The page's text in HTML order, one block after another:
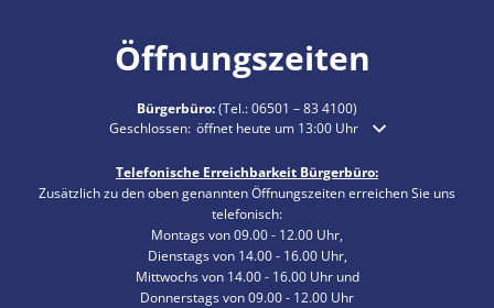
Öffnungszeiten
Bürgerbüro:(Tel.:06501 – 83 4100)
Klicken, um weitere Öffnungs- oder Schließzeiten
Geschlossen: öffnet heute um 13:00 Uhr
Telefonische Erreichbarkeit Bürgerbüro:
Zusätzlich zu den oben genannten Öffnungszeiten erreichen Sie uns
telefonisch:
Montags von 09.00 - 12.00 Uhr,
Dienstags von 14.00 - 16.00 Uhr,
Mittwochs von 14.00 - 16.00 Uhr und
Donnerstags von 09.00 - 12.00 Uhr